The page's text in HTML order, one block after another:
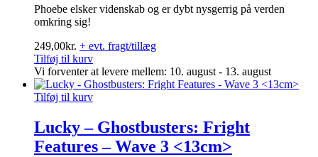
Phoebe elsker videnskab og er dybt nysgerrig på verden
omkring sig!
249,00kr. + evt. fragt/tillæg
Tilføj til kurv
Vi forventer at levere mellem: 10. august - 13. august
Tilføj til kurv
Lucky – Ghostbusters: Fright
Features – Wave 3 <13cm>